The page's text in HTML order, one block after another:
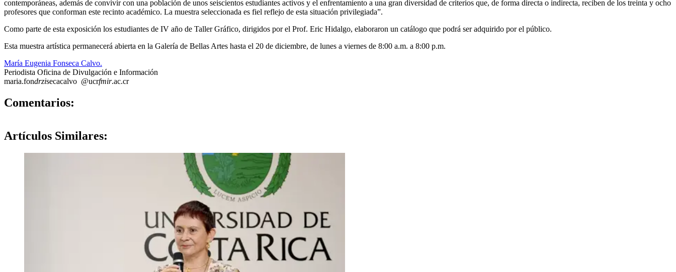
contemporáneas, además de convivir con una población de unos seiscientos estudiantes activos y el enfrentamiento a una gran diversidad de criterios que, de forma directa o indirecta, reciben de los treinta y ocho
profesores que conforman este recinto académico. La muestra seleccionada es fiel reflejo de esta situación privilegiada”.
Como parte de esta exposición los estudiantes de IV año de Taller Gráfico, dirigidos por el Prof. Eric Hidalgo, elaboraron un catálogo que podrá ser adquirido por el público.
Esta muestra artística permanecerá abierta en la Galería de Bellas Artes hasta el 20 de diciembre, de lunes a viernes de 8:00 a.m. a 8:00 p.m.
María Eugenia Fonseca Calvo.
Periodista Oficina de Divulgación e Información
maria.fondrzisecacalvo @ucrfmir.ac.cr
Comentarios:
Artículos Similares: